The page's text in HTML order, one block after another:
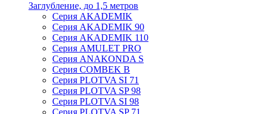
Заглубление, до 1,5 метров
Серия AKADEMIK
Серия AKADEMIK 90
Серия AKADEMIK 110
Серия AMULET PRO
Серия ANAKONDA S
Серия COMBEK B
Серия PLOTVA SI 71
Серия PLOTVA SP 98
Серия PLOTVA SI 98
Серия PLOTVA SP 71